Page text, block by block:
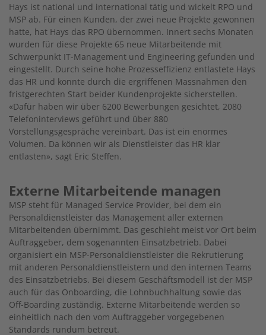
Hays ist national und international tätig und wickelt RPO und
MSP ab. Für einen Kunden, der zwei neue Projekte gewonnen
hatte, hat Hays das RPO übernommen. Innert sechs Monaten
wurden für diese Projekte 65 neue Mitarbeitende mit
Schwerpunkt IT-Management und Engineering gefunden und
eingestellt. Durch seine hohe Prozesseffizienz entlastete Hays
das HR und konnte durch die ergriffenen Massnahmen den
fristgerechten Start beider Kundenprojekte sicherstellen.
«Dafür haben wir über 6200 Bewerbungen gesichtet, 2080
Telefoninterviews geführt und über 880
Vorstellungsgespräche vereinbart. Das ist ein enormes
Volumen. Da können wir als Dienstleister das HR klar
entlasten», sagt Eric Steffen.
Externe Mitarbeitende managen
MSP steht für Managed Service Provider, bei dem ein
Personaldienstleister das Management aller externen
Mitarbeitenden übernimmt. Das geschieht meist vor Ort beim
Auftraggeber, dem sogenannten Einsatzbetrieb. Dabei
organisiert ein MSP-Personaldienstleister die Rekrutierung
mit anderen Personaldienstleistern und den internen Teams
des Einsatzbetriebs. Bei diesem Geschäftsmodell ist der MSP
auch für das Onboarding, die Lohnbuchhaltung sowie das
Off-Boarding zuständig. Externe Mitarbeitende werden so
einheitlich nach den vom Auftraggeber vorgegebenen
Standards rundum betreut.